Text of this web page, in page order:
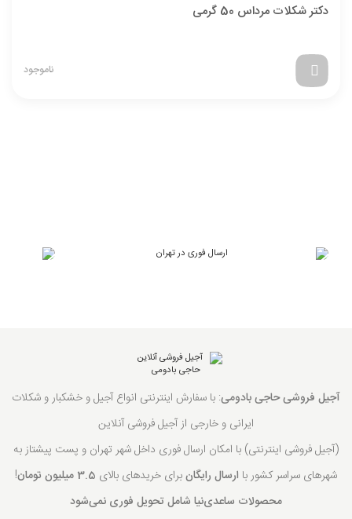
دکتر شکلات مرداس 50 گرمی
ناموجود
آجیل فروشی حاجی بادومی: با سفارش اینترنتی انواع آجیل و خشکبار و شکلات
ایرانی و خارجی از آجیل فروشی آنلاین
(آجیل فروشی اینترنتی) با امکان ارسال فوری داخل شهر تهران و پست پیشتاز به
شهرهای سراسر کشور با ارسال رایگانبرای خریدهای بالای 3.5 میلیون تومان
!
محصولات ساعدی‌نیا شامل تحویل فوری نمی‌شود